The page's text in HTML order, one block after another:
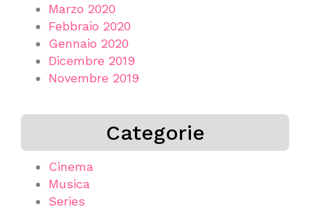
Marzo 2020
Febbraio 2020
Gennaio 2020
Dicembre 2019
Novembre 2019
Categorie
Cinema
Musica
Series